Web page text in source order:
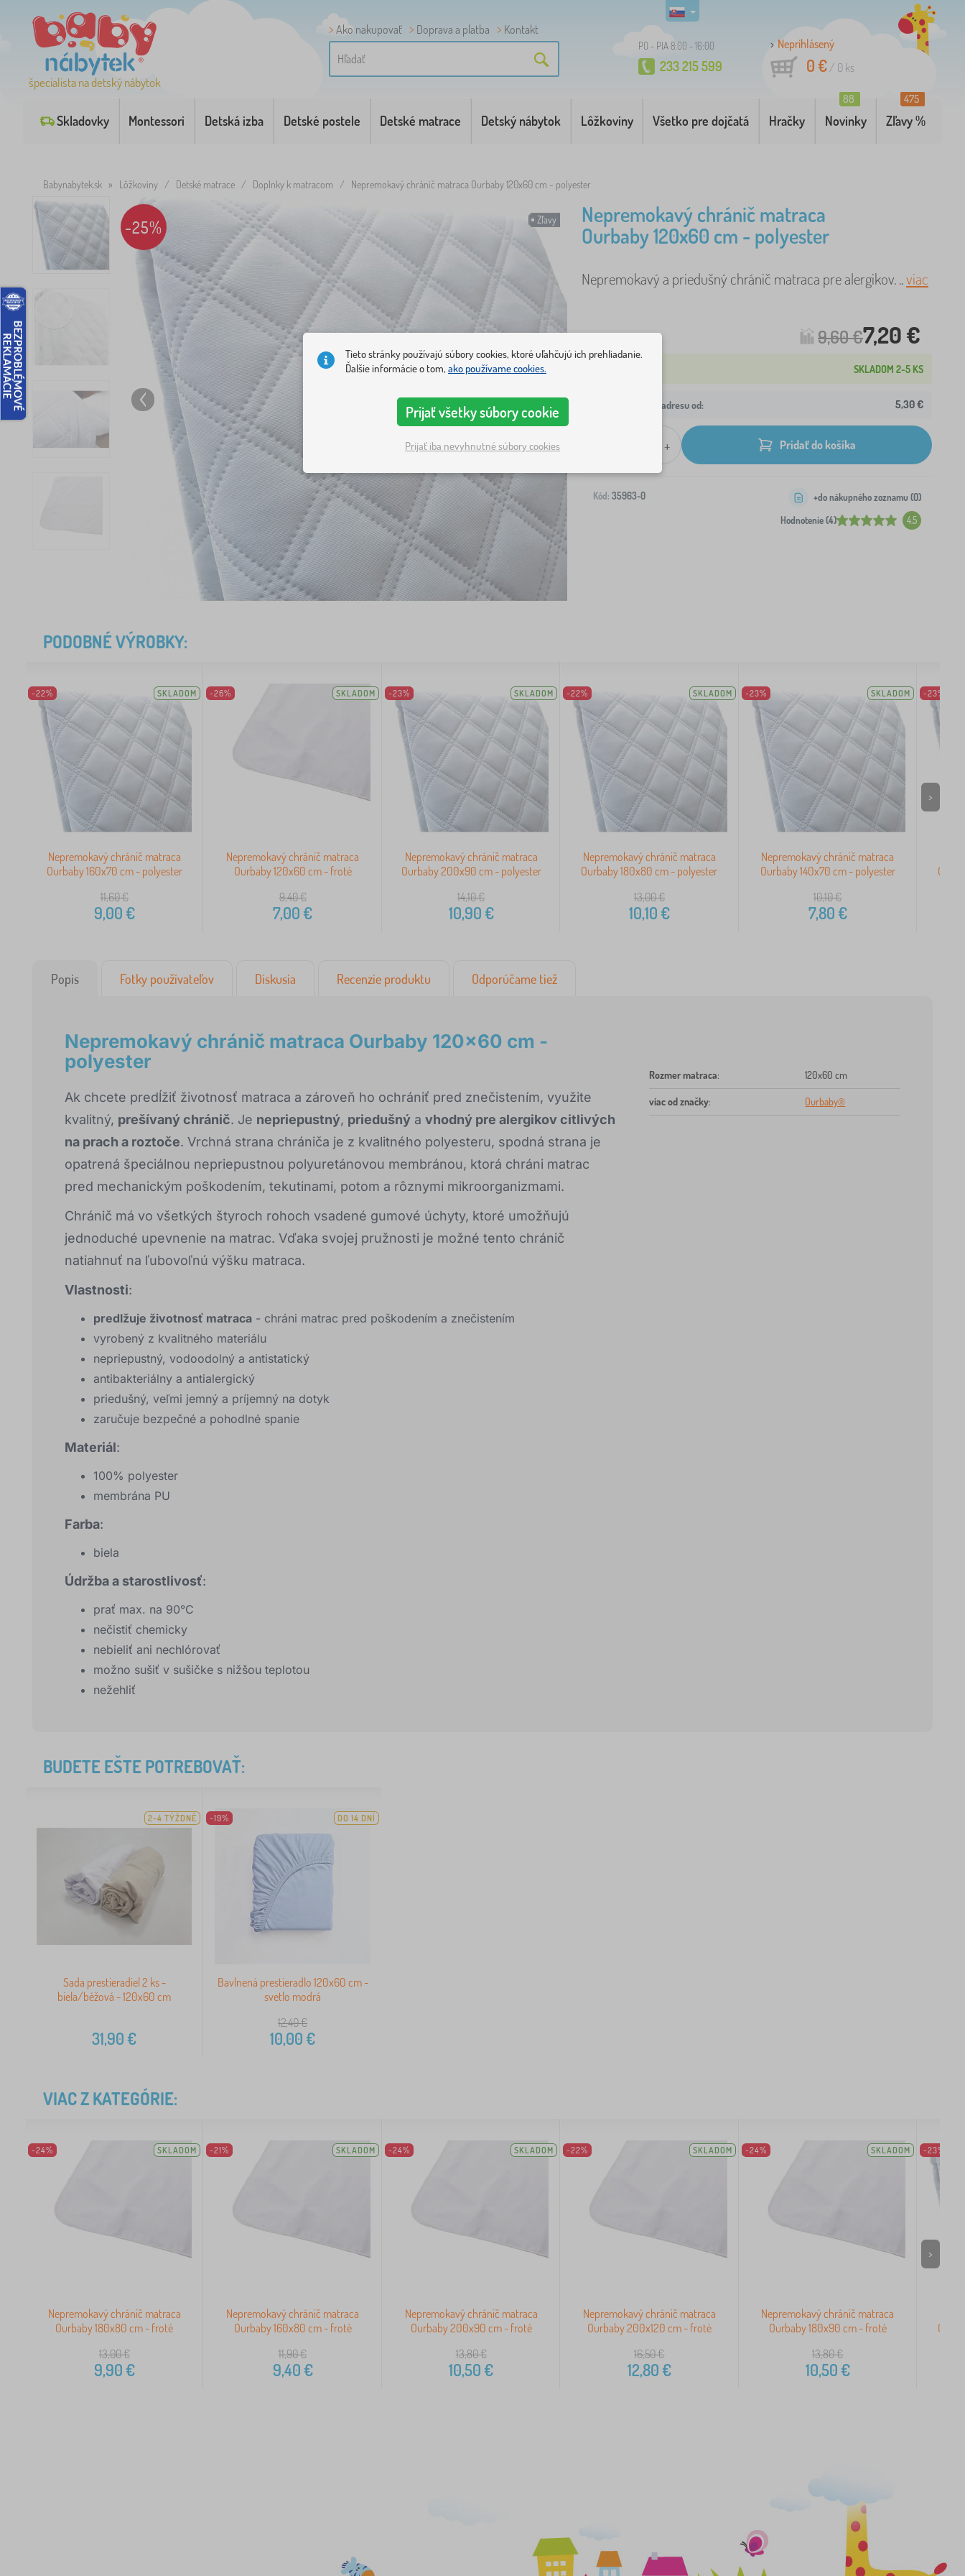
špecialista na detský nábytok
Ako nakupovať Doprava a platba Kontakt
PO - PIA 8:00 - 16:00
233 215 599
Neprihlásený
0 €/ 0 ks
Skladovky Montessori Detská izba Detské postele Detské matrace Detský nábytok Lôžkoviny Všetko pre dojčatá Hračky Novinky
88
Zľavy %
475
Babynabytek.sk » Lôžkoviny / Detské matrace / Doplnky k matracom / Nepremokavý chránič matraca Ourbaby 120x60 cm - polyester
Zľavy
-25%
Nepremokavý chránič matraca
Ourbaby 120x60 cm - polyester
Nepremokavý a priedušný chránič matraca pre alergikov. ..viac
9,60 €7,20 €
SKLADOM 2-5 KS
Doprava na Vašu adresu od: 5,30 €
+ Pridať do košíka
Kód: 35963-0
Hodnotenie (4) 4.5
+do nákupného zoznamu (0)
PODOBNÉ VÝROBKY:
-22% SKLADOM
Nepremokavý chránič matraca
Ourbaby 160x70 cm - polyester
11,60€
9,00€
-26% SKLADOM
Nepremokavý chránič matraca
Ourbaby 120x60 cm - froté
9,40€
7,00€
-23% SKLADOM
Nepremokavý chránič matraca
Ourbaby 200x90 cm - polyester
14,10€
10,90€
-22% SKLADOM
Nepremokavý chránič matraca
Ourbaby 180x80 cm - polyester
13,00€
10,10€
-23% SKLADOM
Nepremokavý chránič matraca
Ourbaby 140x70 cm - polyester
10,10€
7,80€
-23%
>
Popis Fotky používateľov Diskusia Recenzie produktu Odporúčame tiež
Nepremokavý chránič matraca Ourbaby 120x60 cm -
polyester
Ak chcete predĺžiť životnosť matraca a zároveň ho ochrániť pred znečistením, využite
kvalitný, prešívaný chránič. Je nepriepustný, priedušný a vhodný pre alergikov citlivých
na prach a roztoče. Vrchná strana chrániča je z kvalitného polyesteru, spodná strana je
opatrená špeciálnou nepriepustnou polyuretánovou membránou, ktorá chráni matrac
pred mechanickým poškodením, tekutinami, potom a rôznymi mikroorganizmami.
Chránič má vo všetkých štyroch rohoch vsadené gumové úchyty, ktoré umožňujú
jednoduché upevnenie na matrac. Vďaka svojej pružnosti je možné tento chránič
natiahnuť na ľubovoľnú výšku matraca.
Vlastnosti:
predlžuje životnosť matraca - chráni matrac pred poškodením a znečistením
vyrobený z kvalitného materiálu
nepriepustný, vodoodolný a antistatický
antibakteriálny a antialergický
priedušný, veľmi jemný a príjemný na dotyk
zaručuje bezpečné a pohodlné spanie
Materiál:
100% polyester
membrána PU
Farba:
biela
Údržba a starostlivosť:
prať max. na 90°C
nečistiť chemicky
nebieliť ani nechlórovať
možno sušiť v sušičke s nižšou teplotou
nežehliť
Rozmer matraca: 120x60 cm
viac od značky: Ourbaby®
BUDETE EŠTE POTREBOVAŤ:
2-4 TÝŽDNĚ
Sada prestieradiel 2 ks -
biela/béžová - 120x60 cm
31,90€
-19% DO 14 DNÍ
Bavlnená prestieradlo 120x60 cm -
svetlo modrá
12,40€
10,00€
VIAC Z KATEGÓRIE:
-24% SKLADOM
Nepremokavý chránič matraca
Ourbaby 180x80 cm - froté
13,00€
9,90€
-21% SKLADOM
Nepremokavý chránič matraca
Ourbaby 160x80 cm - froté
11,90€
9,40€
-24% SKLADOM
Nepremokavý chránič matraca
Ourbaby 200x90 cm - froté
13,80€
10,50€
-22% SKLADOM
Nepremokavý chránič matraca
Ourbaby 200x120 cm - froté
16,50€
12,80€
-24% SKLADOM
Nepremokavý chránič matraca
Ourbaby 180x90 cm - froté
13,80€
10,50€
-23%
>
Tieto stránky používajú súbory cookies, ktoré uľahčujú ich prehliadanie.
Ďalšie informácie o tom, ako používame cookies.
Prijať všetky súbory cookie
Prijať iba nevyhnutné súbory cookies